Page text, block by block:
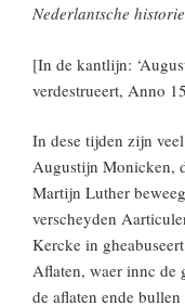
Nederlantsche
[In de kantlijn:
verdestrueert, Anno
In dese tijden zijn
Augustijn Monicken,
Martijn Luther
verscheyden
Kercke in
Aflaten, waer innc de
de aflaten ende